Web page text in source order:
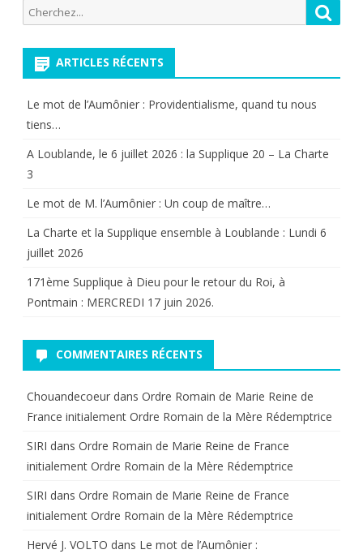
l'essence
combat
Le
nôtre
publications
Recherche
pour:
ARTICLES RÉCENTS
Le mot de l’Aumônier : Providentialisme, quand tu nous
tiens…
A Loublande, le 6 juillet 2026 : la Supplique 20 – La Charte
3
Le mot de M. l’Aumônier : Un coup de maître…
La Charte et la Supplique ensemble à Loublande : Lundi 6
juillet 2026
171ème Supplique à Dieu pour le retour du Roi, à
Pontmain : MERCREDI 17 juin 2026.
COMMENTAIRES RÉCENTS
Chouandecoeur dans Ordre Romain de Marie Reine de
France initialement Ordre Romain de la Mère Rédemptrice
SIRI dans Ordre Romain de Marie Reine de France
initialement Ordre Romain de la Mère Rédemptrice
SIRI dans Ordre Romain de Marie Reine de France
initialement Ordre Romain de la Mère Rédemptrice
Hervé J. VOLTO dans Le mot de l’Aumônier :